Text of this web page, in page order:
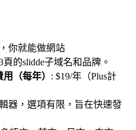
你就能做網站
的slidde子域名和品牌。
（每年） : $19/年（Plus計
器，選項有限，旨在快速發